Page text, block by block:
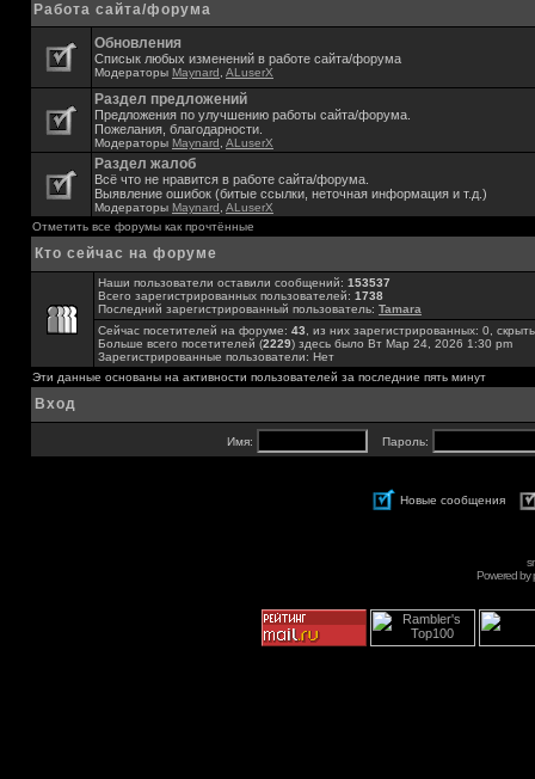
Работа сайта/форума
Обновления
Списык любых изменений в работе сайта/форума
Модераторы Maynard ALuserX
Раздел предложений
Предложения по улучшению работы сайта/форума.
Пожелания, благодарности.
Модераторы Maynard ALuserX
Раздел жалоб
Всё что не нравится в работе сайта/форума.
Выявление ошибок (битые ссылки, неточная информация и т.д.)
Модераторы Maynard ALuserX
Отметить все форумы как прочтённые
Кто сейчас на форуме
Наши пользователи оставили сообщений: 153537
Всего зарегистрированных пользователей: 1738
Последний зарегистрированный пользователь: Tamara
Сейчас посетителей на форуме: 43 , из них зарегистрированных: 0,
Больше всего посетителей (2229) здесь было Вт Мар 24, 2026 1:30 pm
Зарегистрированные пользователи: Нет
Эти данные основаны на активности пользователей за последние пять минут
Вход
Имя: Пароль:
Новые сообщения
Powered by